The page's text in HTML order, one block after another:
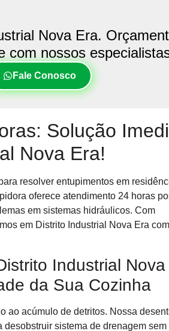
Nova Era.
com nossos
Fale Conosco
Solução
Nova Era!
resolver entupimentos em
oferece atendimento 24 horas
em sistemas hidráulicos. Com
em Distrito Industrial Nova Era com
Industrial Nova
da Sua Cozinha
ao acúmulo de detritos. Nossa
sistema de drenagem